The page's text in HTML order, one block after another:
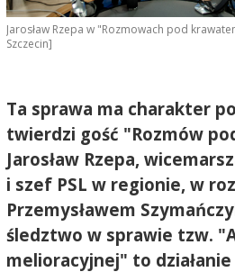
Jarosław Rzepa w "Rozmowach pod
Szczecin]
Ta sprawa ma charakter
twierdzi gość "Rozmów
Jarosław Rzepa,
i szef PSL w regionie, w
Przemysławem
śledztwo w sprawie tzw.
melioracyjnej" to